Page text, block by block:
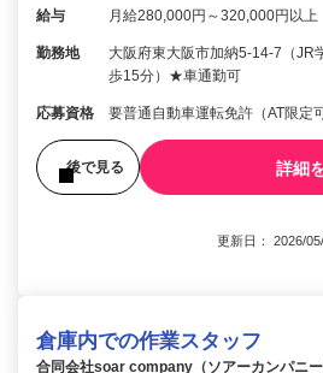
給与 月給280,000円～320,000円以上
勤務地
大阪府東大阪市加納5-14-7（JR
歩15分）★車通勤可
応募資格 要普通自動車運転免許（AT限定
後で見る 詳細
更新日： 2026/
倉庫内での作業スタッフ
合同会社soar company（ソアーカンパニー